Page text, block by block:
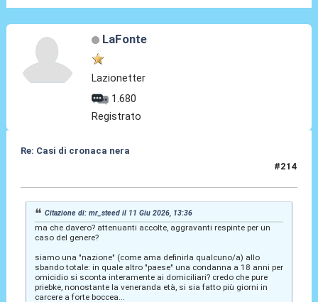
LaFonte
Lazionetter
1.680
Registrato
Re: Casi di cronaca nera
#214
Citazione di: mr_steed il 11 Giu 2026, 13:36
ma che davero? attenuanti accolte, aggravanti respinte per un
caso del genere?
siamo una "nazione" (come ama definirla qualcuno/a) allo
sbando totale: in quale altro "paese" una condanna a 18 anni per
omicidio si sconta interamente ai domiciliari? credo che pure
priebke, nonostante la veneranda età, si sia fatto più giorni in
carcere a forte boccea...